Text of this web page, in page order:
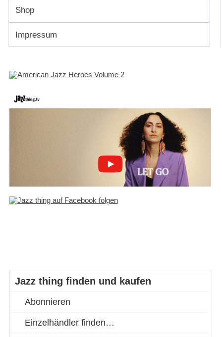
Shop
Impressum
Jazz thing finden und kaufen
Abonnieren
Einzelhändler finden…